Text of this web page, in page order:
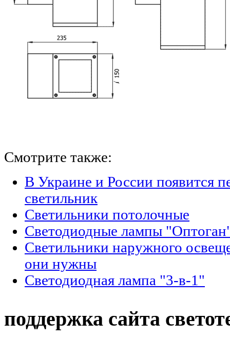
Смотрите также:
В Украине и России появится
светильник
Светильники потолочные
Светодиодные лампы
Светильники наружного
они нужны
Светодиодная лампа "3-в-1"
поддержка сайта